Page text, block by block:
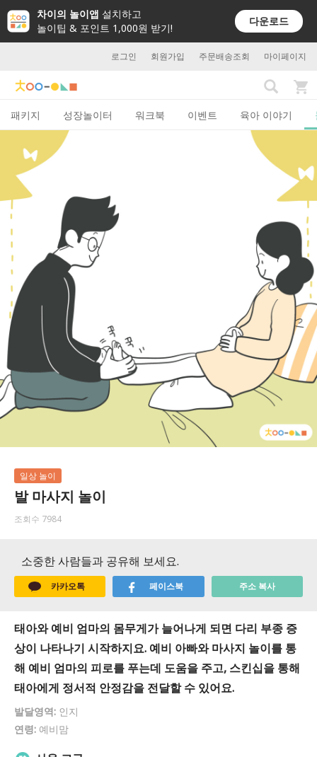
차이의 놀이앱 설치하고
놀이팁 & 포인트 1,000원 받기!
다운로드
로그인 회원가입 주문배송조회 마이페이지
패키지 성장놀이터 워크북 이벤트 육아 이야기
일상 놀이
발 마사지 놀이
조회수 7984
소중한 사람들과 공유해 보세요.
카카오톡 페이스북 주소 복사
태아와 예비 엄마의 몸무게가 늘어나게 되면 다리 부종 증
상이 나타나기 시작하지요. 예비 아빠와 마사지 놀이를 통
해 예비 엄마의 피로를 푸는데 도움을 주고, 스킨십을 통해
태아에게 정서적 안정감을 전달할 수 있어요.
발달영역: 인지
연령: 예비맘